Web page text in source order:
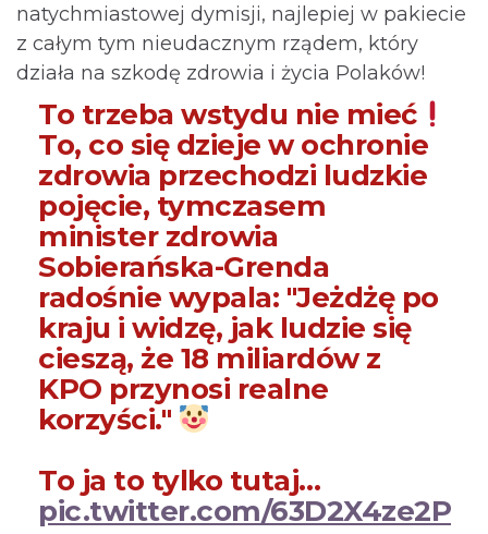
natychmiastowej dymisji, najlepiej w pakiecie
z całym tym nieudacznym rządem, który
działa na szkodę zdrowia i życia Polaków!
To trzeba wstydu nie mieć
To, co się dzieje w ochronie
zdrowia przechodzi ludzkie
pojęcie, tymczasem
minister zdrowia
Sobierańska-Grenda
radośnie wypala: "Jeżdżę po
kraju i widzę, jak ludzie się
cieszą, że 18 miliardów z
KPO przynosi realne
korzyści."
To ja to tylko tutaj…
pic.twitter.com/63D2X4ze2P